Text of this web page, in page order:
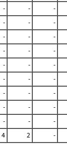
- - -
- - -
- - -
- - -
- - -
- - -
- - -
- - -
- - -
4 2 -